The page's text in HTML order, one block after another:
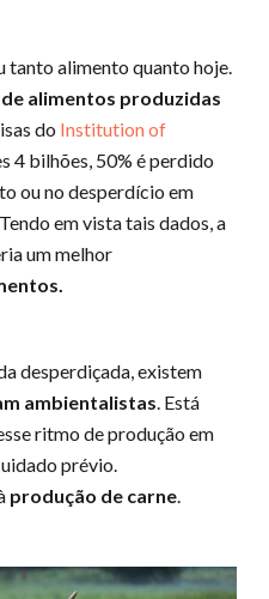
tanto alimento quanto hoje.
alimentos produzidas
do Institution of
4 bilhões, 50% é perdido
ou no desperdício em
em vista tais dados, a
um melhor
desperdiçada, existem
ambientalistas. Está
ritmo de produção em
prévio.
produção de carne.